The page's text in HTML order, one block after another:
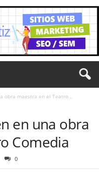
obra maestra en el Teatro...
en una obra
Comedia
0